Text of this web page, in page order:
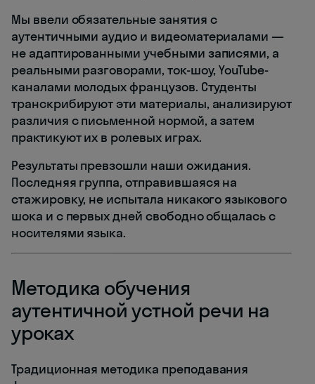
Мы ввели обязательные занятия с
аутентичными аудио и видеоматериалами —
не адаптированными учебными записями, а
реальными разговорами, ток-шоу, YouTube-
каналами молодых французов. Студенты
транскрибируют эти материалы, анализируют
различия с письменной нормой, а затем
практикуют их в ролевых играх.
Результаты превзошли наши ожидания.
Последняя группа, отправившаяся на
стажировку, не испытала никакого языкового
шока и с первых дней свободно общалась с
носителями языка.
Методика обучения
аутентичной устной речи на
уроках
Традиционная методика преподавания